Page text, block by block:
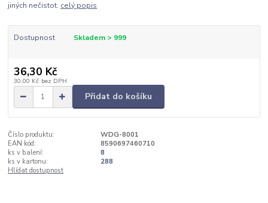
jiných nečistot. celý popis
Dostupnost Skladem > 999
36,30 Kč
30,00 Kč bez DPH
Přidat do košíku
Číslo produktu:
WDG-8001
EAN kód:
8590697460710
ks v balení:
8
ks v kartonu:
288
Hlídat dostupnost